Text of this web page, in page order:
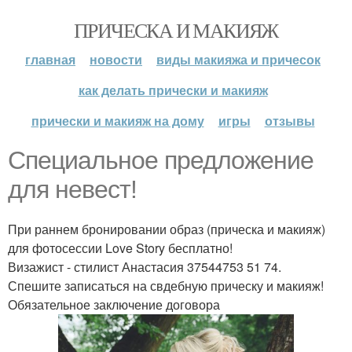
ПРИЧЕСКА И МАКИЯЖ
главная новости
виды макияжа и причесок
как делать прически и макияж
прически и макияж на дому
игры отзывы
Специальное предложение
для невест!
При раннем бронировании образ (прическа и макияж)
для фотосессии Love Story бесплатно!
Визажист - стилист Анастасия 37544753 51 74.
Спешите записаться на свдебную прическу и макияж!
Обязательное заключение договора